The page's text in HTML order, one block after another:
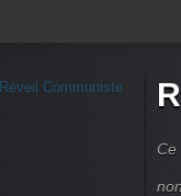
Ce